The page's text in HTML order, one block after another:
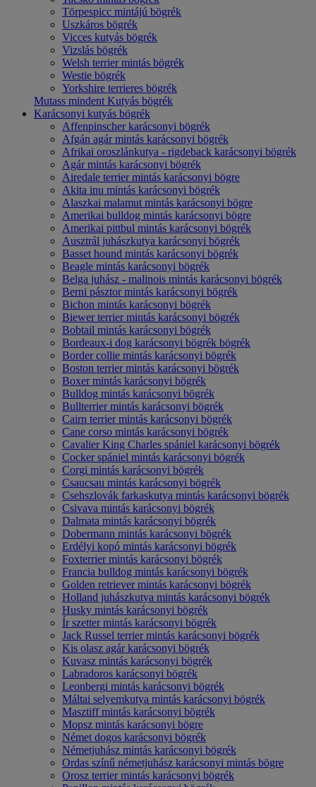
Törpespicc mintájú bögrék
Uszkáros bögrék
Vicces kutyás bögrék
Vizslás bögrék
Welsh terrier mintás bögrék
Westie bögrék
Yorkshire terrieres bögrék
Mutass mindent Kutyás bögrék
Karácsonyi kutyás bögrék
Affenpinscher karácsonyi bögrék
Afgán agár mintás karácsonyi bögrék
Afrikai oroszlánkutya - rigdeback karácsonyi bögrék
Agár mintás karácsonyi bögrék
Airedale terrier mintás karácsonyi bögre
Akita inu mintás karácsonyi bögrék
Alaszkai malamut mintás karácsonyi bögre
Amerikai bulldog mintás karácsonyi bögre
Amerikai pittbul mintás karácsonyi bögrék
Ausztrál juhászkutya karácsonyi bögrék
Basset hound mintás karácsonyi bögrék
Beagle mintás karácsonyi bögrék
Belga juhász - malinois mintás karácsonyi bögrék
Berni pásztor mintás karácsonyi bögrék
Bichon mintás karácsonyi bögrék
Biewer terrier mintás karácsonyi bögrék
Bobtail mintás karácsonyi bögrék
Bordeaux-i dog karácsonyi bögrék bögrék
Border collie mintás karácsonyi bögrék
Boston terrier mintás karácsonyi bögrék
Boxer mintás karácsonyi bögrék
Bulldog mintás karácsonyi bögrék
Bullterrier mintás karácsonyi bögrék
Cairn terrier mintás karácsonyi bögrék
Cane corso mintás karácsonyi bögrék
Cavalier King Charles spániel karácsonyi bögrék
Cocker spániel mintás karácsonyi bögrék
Corgi mintás karácsonyi bögrék
Csaucsau mintás karácsonyi bögrék
Csehszlovák farkaskutya mintás karácsonyi bögrék
Csivava mintás karácsonyi bögrék
Dalmata mintás karácsonyi bögrék
Dobermann mintás karácsonyi bögrék
Erdélyi kopó mintás karácsonyi bögrék
Foxterrier mintás karácsonyi bögrék
Francia bulldog mintás karácsonyi bögrék
Golden retriever mintás karácsonyi bögrék
Holland juhászkutya mintás karácsonyi bögrék
Husky mintás karácsonyi bögrék
Ír szetter mintás karácsonyi bögrék
Jack Russel terrier mintás karácsonyi bögrék
Kis olasz agár karácsonyi bögrék
Kuvasz mintás karácsonyi bögrék
Labradoros karácsonyi bögrék
Leonbergi mintás karácsonyi bögrék
Máltai selyemkutya mintás karácsonyi bögrék
Masztiff mintás karácsonyi bögrék
Mopsz mintás karácsonyi bögre
Német dogos karácsonyi bögrék
Németjuhász mintás karácsonyi bögrék
Ordas színű németjuhász karácsonyi mintás bögre
Orosz terrier mintás karácsonyi bögrék